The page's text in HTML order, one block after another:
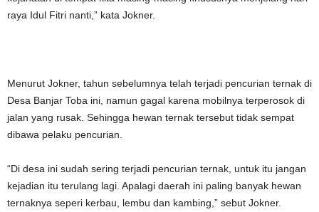
raya Idul Fitri nanti,” kata Jokner.
Menurut Jokner, tahun sebelumnya telah terjadi pencurian ternak di
Desa Banjar Toba ini, namun gagal karena mobilnya terperosok di
jalan yang rusak. Sehingga hewan ternak tersebut tidak sempat
dibawa pelaku pencurian.
“Di desa ini sudah sering terjadi pencurian ternak, untuk itu jangan
kejadian itu terulang lagi. Apalagi daerah ini paling banyak hewan
ternaknya seperi kerbau, lembu dan kambing,” sebut Jokner.